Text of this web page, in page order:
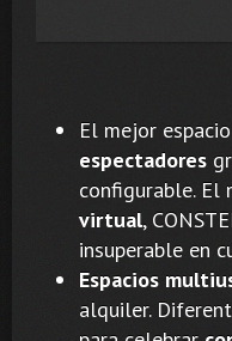
El mejor
espectadores
configurable. El
virtual,
insuperable en
Espacios
alquiler.